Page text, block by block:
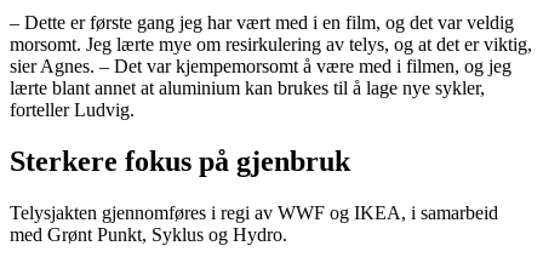
– Dette er første gang jeg har vært med i en film, og det var veldig
morsomt. Jeg lærte mye om resirkulering av telys, og at det er viktig,
sier Agnes. – Det var kjempemorsomt å være med i filmen, og jeg
lærte blant annet at aluminium kan brukes til å lage nye sykler,
forteller Ludvig.
Sterkere fokus på gjenbruk
Telysjakten gjennomføres i regi av WWF og IKEA, i samarbeid
med Grønt Punkt, Syklus og Hydro.